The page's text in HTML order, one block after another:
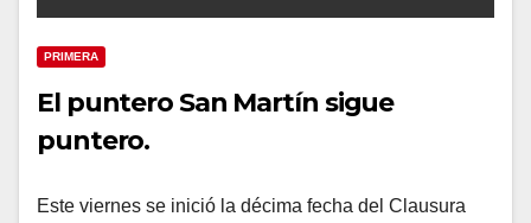
PRIMERA
El puntero San Martín sigue
puntero.
Este viernes se inició la décima fecha del Clausura